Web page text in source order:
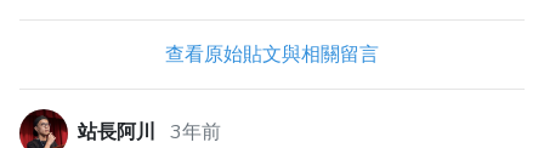
查看原始貼文與相關留言
站長阿川 3年前